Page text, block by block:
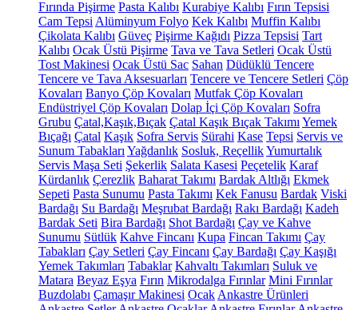
Fırında Pişirme Pasta Kalıbı Kurabiye Kalıbı Fırın Tepsisi
Cam Tepsi Alüminyum Folyo Kek Kalıbı Muffin Kalıbı
Çikolata Kalıbı Güveç Pişirme Kağıdı Pizza Tepsisi Tart
Kalıbı Ocak Üstü Pişirme Tava ve Tava Setleri Ocak Üstü
Tost Makinesi Ocak Üstü Sac Sahan Düdüklü Tencere
Tencere ve Tava Aksesuarları Tencere ve Tencere Setleri Çöp
Kovaları Banyo Çöp Kovaları Mutfak Çöp Kovaları
Endüstriyel Çöp Kovaları Dolap İçi Çöp Kovaları Sofra
Grubu Çatal,Kaşık,Bıçak Çatal Kaşık Bıçak Takımı Yemek
Bıçağı Çatal Kaşık Sofra Servis Sürahi Kase Tepsi Servis ve
Sunum Tabakları Yağdanlık Sosluk, ReçellikYumurtalık
Servis Maşa Seti Şekerlik Salata Kasesi Peçetelik Karaf
Kürdanlık Çerezlik Baharat Takımı Bardak Altlığı Ekmek
Sepeti Pasta Sunumu Pasta Takımı Kek Fanusu Bardak Viski
Bardağı Su Bardağı Meşrubat Bardağı Rakı Bardağı Kadeh
Bardak Seti Bira Bardağı Shot Bardağı Çay ve Kahve
Sunumu Sütlük Kahve Fincanı Kupa Fincan Takımı Çay
Tabakları Çay Setleri Çay Fincanı Çay Bardağı Çay Kaşığı
Yemek Takımları Tabaklar Kahvaltı Takımları Suluk ve
Matara Beyaz Eşya Fırın Mikrodalga Fırınlar Mini Fırınlar
Buzdolabı Çamaşır Makinesi Ocak Ankastre Ürünleri